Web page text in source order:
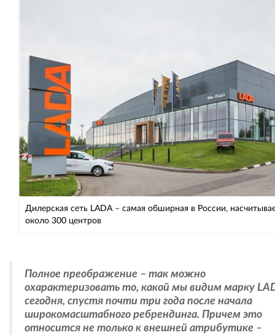
Дилерская сеть LADA – самая обширная в России,
около 300 центров
Полное преображение – так можно
охарактеризовать то, какой мы видим марку
сегодня, спустя почти три года после начала
широкомасштабного ребрендинга. Причем это
относится не только к внешней атрибутике –